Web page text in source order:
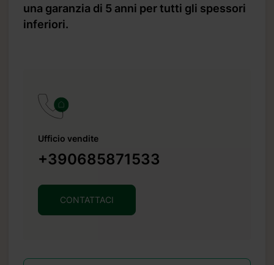
una garanzia di 5 anni per tutti gli spessori
inferiori.
Ufficio vendite
+390685871533
CONTATTACI
consegna
American
procedi al